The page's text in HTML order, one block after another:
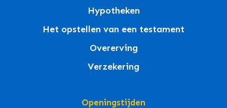
Hypotheken
Het opstellen van een testament
Overerving
Verzekering
Openingstijden